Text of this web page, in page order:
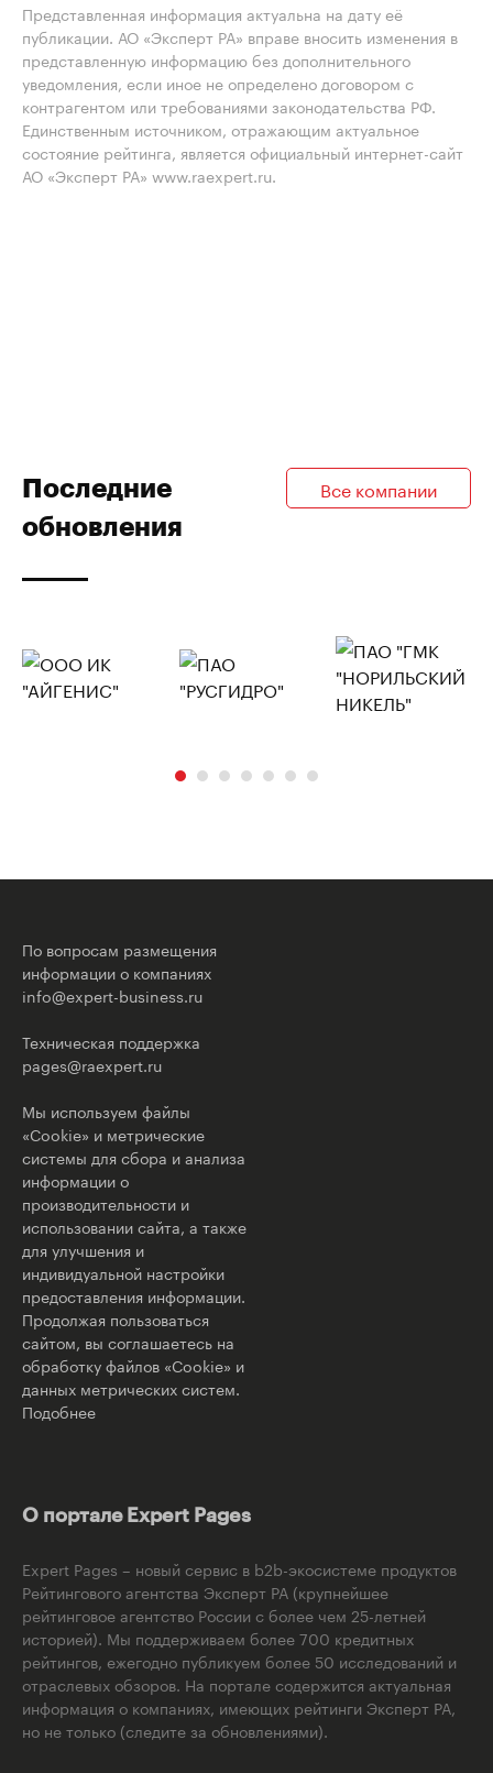
Представленная информация актуальна на дату её
публикации. АО «Эксперт РА» вправе вносить изменения в
представленную информацию без дополнительного
уведомления, если иное не определено договором с
контрагентом или требованиями законодательства РФ.
Единственным источником, отражающим актуальное
состояние рейтинга, является официальный интернет-сайт
АО «Эксперт РА» www.raexpert.ru.
Последние
обновления
Все компании
По вопросам размещения
информации о компаниях
info@expert-business.ru
Техническая поддержка
pages@raexpert.ru
Мы используем файлы
«Cookie» и метрические
системы для сбора и анализа
информации о
производительности и
использовании сайта, а также
для улучшения и
индивидуальной настройки
предоставления информации.
Продолжая пользоваться
сайтом, вы соглашаетесь на
обработку файлов «Cookie» и
данных метрических систем.
Подобнее
О портале Expert Pages
Expert Pages – новый сервис в b2b-экосистеме продуктов
Рейтингового агентства Эксперт РА (крупнейшее
рейтинговое агентство России с более чем 25-летней
историей). Мы поддерживаем более 700 кредитных
рейтингов, ежегодно публикуем более 50 исследований и
отраслевых обзоров. На портале содержится актуальная
информация о компаниях, имеющих рейтинги Эксперт РА,
но не только (следите за обновлениями).